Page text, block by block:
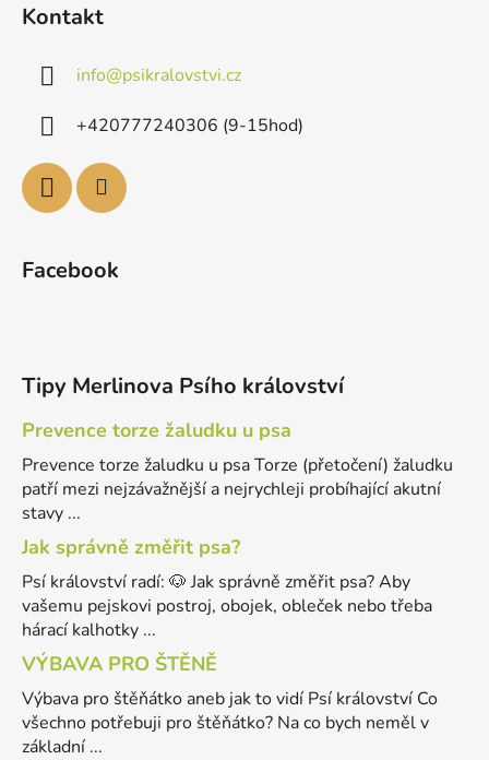
Kontakt
info@psikralovstvi.cz
+420777240306 (9-15hod)
Facebook
Tipy Merlinova Psího království
Prevence torze žaludku u psa
Prevence torze žaludku u psa Torze (přetočení) žaludku
patří mezi nejzávažnější a nejrychleji probíhající akutní
stavy ...
Jak správně změřit psa?
Psí království radí: 🐶 Jak správně změřit psa? Aby
vašemu pejskovi postroj, obojek, obleček nebo třeba
hárací kalhotky ...
VÝBAVA PRO ŠTĚNĚ
Výbava pro štěňátko aneb jak to vidí Psí království Co
všechno potřebuji pro štěňátko? Na co bych neměl v
základní ...